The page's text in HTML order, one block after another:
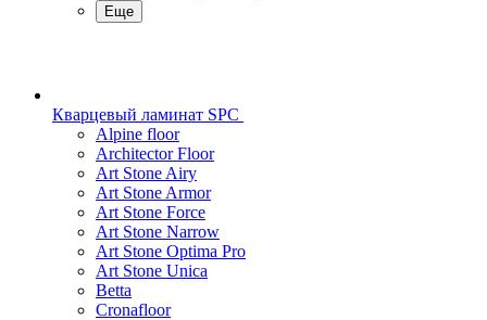
Еще
Кварцевый ламинат SPC
Alpine floor
Architector Floor
Art Stone Airy
Art Stone Armor
Art Stone Force
Art Stone Narrow
Art Stone Optima Pro
Art Stone Unica
Betta
Cronafloor